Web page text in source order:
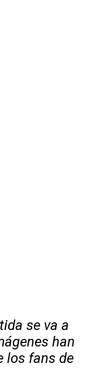
se va a
han
los fans de